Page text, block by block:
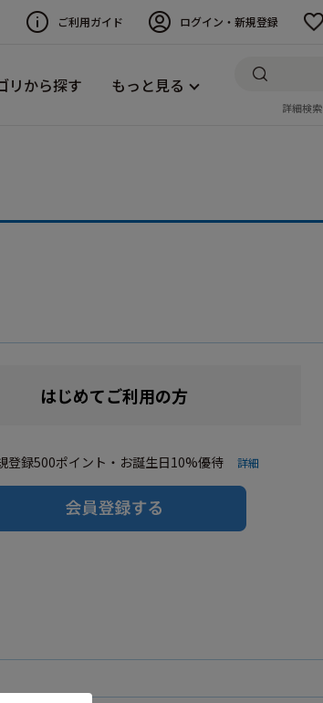
ご利用ガイド ログイン・新規登録
リから探す もっと見る
詳細検索
はじめてご利用の方
ポイント・お誕生日10%優待 詳細